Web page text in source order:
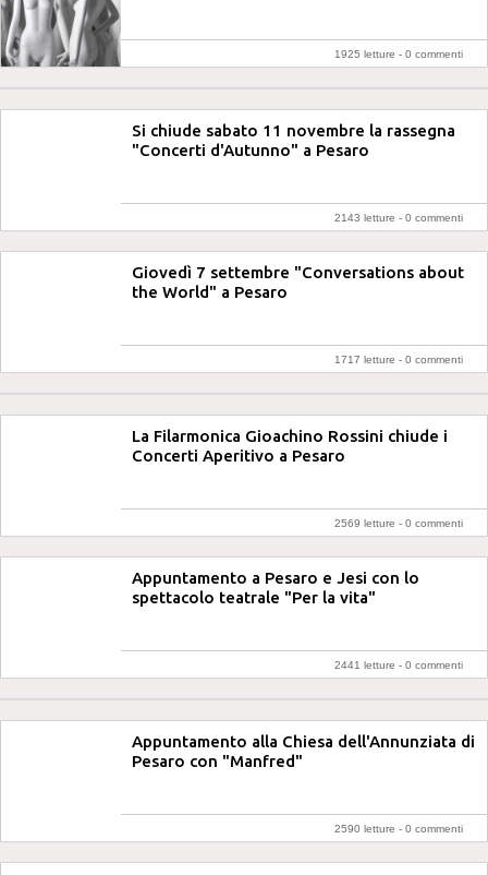
1925 letture - 0 commenti
Si chiude sabato 11 novembre la rassegna
"Concerti d'Autunno" a Pesaro
2143 letture - 0 commenti
Giovedì 7 settembre "Conversations about
the World" a Pesaro
1717 letture - 0 commenti
La Filarmonica Gioachino Rossini chiude i
Concerti Aperitivo a Pesaro
2569 letture - 0 commenti
Appuntamento a Pesaro e Jesi con lo
spettacolo teatrale "Per la vita"
2441 letture - 0 commenti
Appuntamento alla Chiesa dell'Annunziata di
Pesaro con "Manfred"
2590 letture - 0 commenti